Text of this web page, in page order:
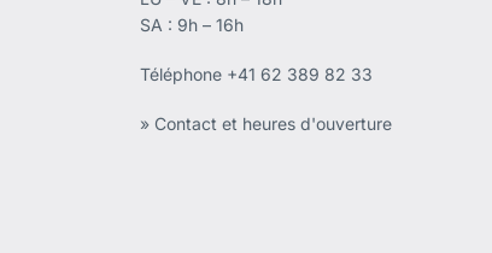
SA : 9h – 16h
Téléphone +41 62 389 82 33
» Contact et heures d'ouverture